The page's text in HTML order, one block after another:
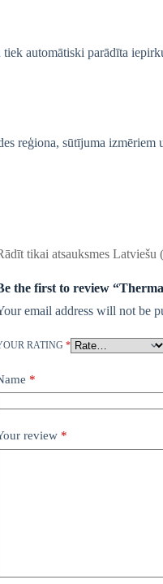
automātiski parādīta
reģiona, sūtījuma
tikai atsauksmes Latviešu
the first to review
email address will not be
RATING*
*
review *